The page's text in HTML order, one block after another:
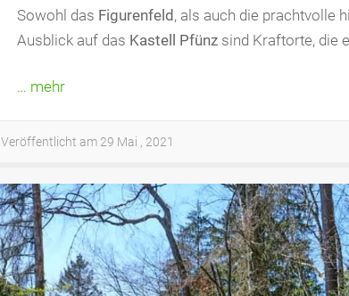
Sowohl das Figurenfeld , als auch die prachtvolle
Ausblick auf das Kastell Pfünz sind Kraftorte, die
… mehr
Veröffentlicht am 29 Mai , 2021